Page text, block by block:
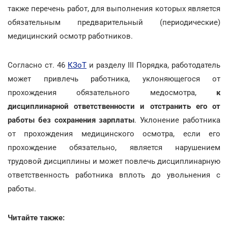
также перечень работ, для выполнения которых является
обязательным предварительный (периодические)
медицинский осмотр работников.
Согласно ст. 46 КЗоТ и разделу III Порядка, работодатель
может привлечь работника, уклоняющегося от
прохождения обязательного медосмотра, к
дисциплинарной ответственности и отстранить его от
работы без сохранения зарплаты. Уклонение работника
от прохождения медицинского осмотра, если его
прохождение обязательно, является нарушением
трудовой дисциплины и может повлечь дисциплинарную
ответственность работника вплоть до увольнения с
работы.
Читайте также: